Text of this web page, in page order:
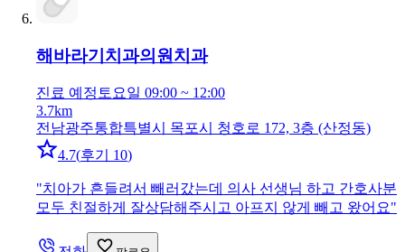
해바라기치과의원 치과
진료 예정 토요일 09:00 ~ 12:00
3.7km
전남광주통합특별시 목포시 청호로 172, 3층 (산정동)
4.7(후기 10)
"치아가 흔들려서 빼러갔는데 의사 선생님 하고 간호사분
모두 친절하게 잘상담해주시고 아프지 않게 빼고 왔어요"